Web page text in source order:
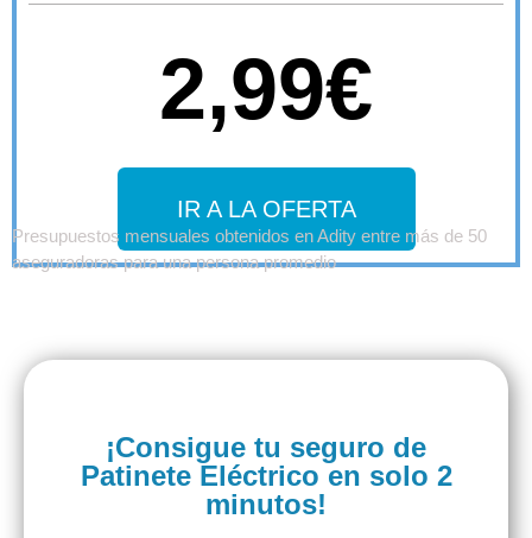
2,99€
IR A LA OFERTA
Presupuestos mensuales obtenidos en Adity entre más de 50
aseguradoras para una persona promedio
¡Consigue tu seguro de
Patinete Eléctrico en solo 2
minutos!